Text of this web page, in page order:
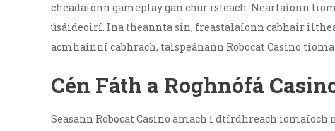
cheadaíonn gameplay gan chur isteach. Neartaíonn
úsáideoirí. Ina theannta sin, freastalaíonn cabhair
acmhainní cabhrach, taispeánann Robocat Casino
Cén Fáth a Roghnófá
Seasann Robocat Casino amach i dtírdhreach